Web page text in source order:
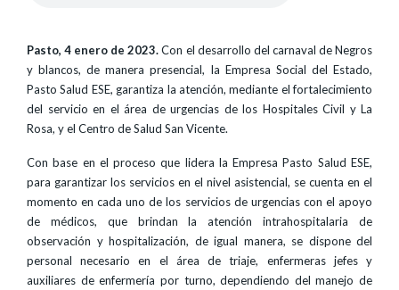
Pasto, 4 enero de 2023.Con el desarrollo del carnaval de Negros
y blancos, de manera presencial, la Empresa Social del Estado,
Pasto Salud ESE, garantiza la atención, mediante el fortalecimiento
del servicio en el área de urgencias de los Hospitales Civil y La
Rosa, y el Centro de Salud San Vicente.
Con base en el proceso que lidera la Empresa Pasto Salud ESE,
para garantizar los servicios en el nivel asistencial, se cuenta en el
momento en cada uno de los servicios de urgencias con el apoyo
de médicos, que brindan la atención intrahospitalaria de
observación y hospitalización, de igual manera, se dispone del
personal necesario en el área de triaje, enfermeras jefes y
auxiliares de enfermería por turno, dependiendo del manejo de